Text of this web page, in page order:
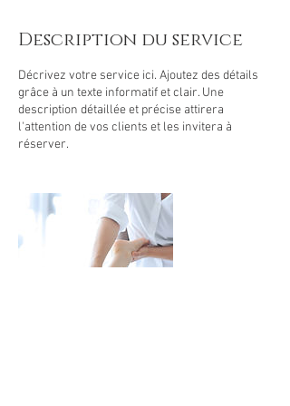
Description du service
Décrivez votre service ici. Ajoutez des détails
grâce à un texte informatif et clair. Une
description détaillée et précise attirera
l'attention de vos clients et les invitera à
réserver.